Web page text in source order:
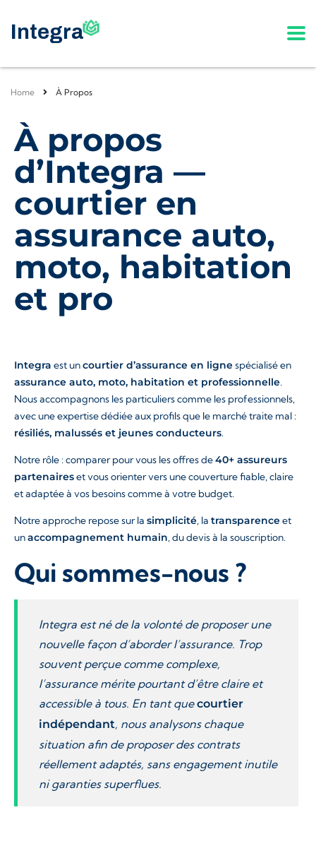
Home À Propos
À propos
d’Integra —
courtier en
assurance auto,
moto, habitation
et pro
Integra est uncourtier d’assurance en lignespécialisé en
assurance auto, moto, habitation et professionnelle.
Nous accompagnons les particuliers comme les professionnels,
avec une expertise dédiée aux profils que le marché traite mal :
résiliés, malussés et jeunes conducteurs.
Notre rôle : comparer pour vous les offres de40+ assureurs
partenaireset vous orienter vers une couverture fiable, claire
et adaptée à vos besoins comme à votre budget.
Notre approche repose sur la simplicité, la transparenceet
unaccompagnement humain, du devis à la souscription.
Qui sommes-nous ?
Integra est né de la volonté de proposer une
nouvelle façon d’aborder l’assurance. Trop
souvent perçue comme complexe,
l’assurance mérite pourtant d’être claire et
accessible à tous. En tant quecourtier
indépendant, nous analysons chaque
situation afin de proposer des contrats
réellement adaptés, sans engagement inutile
ni garanties superflues.